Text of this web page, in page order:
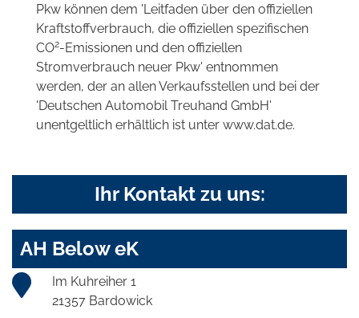
Pkw können dem 'Leitfaden über den offiziellen
Kraftstoffverbrauch, die offiziellen spezifischen
CO2-Emissionen und den offiziellen
Stromverbrauch neuer Pkw' entnommen
werden, der an allen Verkaufsstellen und bei der
'Deutschen Automobil Treuhand GmbH'
unentgeltlich erhältlich ist unter www.dat.de.
Ihr Kontakt zu uns:
AH Below eK
Im Kuhreiher 1
21357 Bardowick